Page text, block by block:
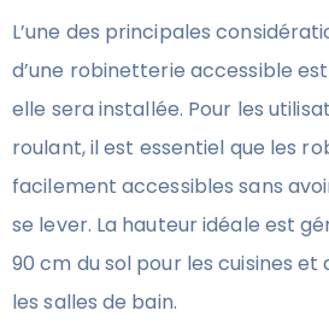
L’une des principales
d’une robinetterie accessible
elle sera installée. Pour les
roulant, il est essentiel que les
facilement accessibles sans
se lever. La hauteur idéale est
90 cm du sol pour les cuisines et
les salles de bain.